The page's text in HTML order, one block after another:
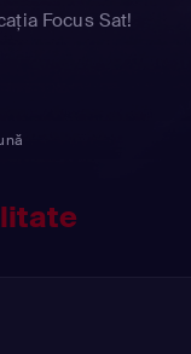
Focus Sat!